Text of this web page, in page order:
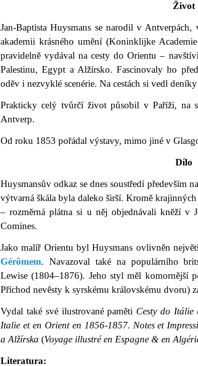
Život
Jan-Baptista Huysmans se narodil v
akademii krásného umění (Koninklijke
pravidelně vydával na cesty do Orientu –
Palestinu, Egypt a Alžírsko. Fascinovaly ho
oděv i nezvyklé scenérie. Na cestách si vedl
Prakticky celý tvůrčí život působil v Paříži, na
Antverp.
Od roku 1853 pořádal výstavy, mimo jiné v
Dílo
Huysmansův odkaz se dnes soustředí především
výtvarná škála byla daleko širší. Kromě
– rozměrná plátna si u něj objednávali kněží v
Comines.
Jako malíř Orientu byl Huysmans ovlivněn
Gérômem. Navazoval také na populárního
Lewise (1804–1876). Jeho styl měl komornější
Příchod nevěsty k syrskému královskému dvoru)
Vydal také své ilustrované paměti Cesty do Itálie
Italie et en Orient en 1856-1857. Notes et
a Alžírska (Voyage illustré en Espagne & en
Literatura: